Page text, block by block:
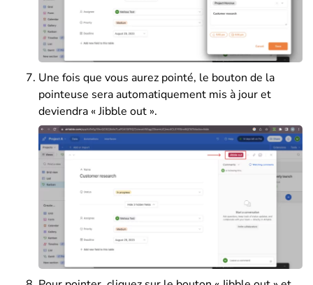
Une fois que vous aurez pointé, le bouton de la
pointeuse sera automatiquement mis à jour et
deviendra « Jibble out ».